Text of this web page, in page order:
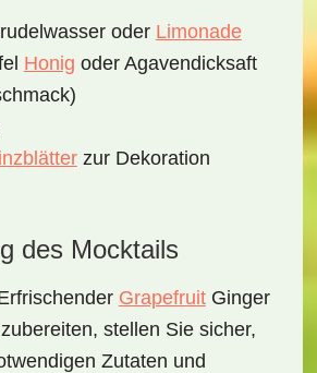
oder Limonade
Honig oder Agavendicksaft
zur Dekoration
des Mocktails
GrapefruitGinger
zubereiten, stellen Sie sicher,
Zutaten und